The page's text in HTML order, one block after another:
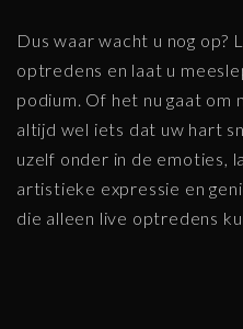
Dus waar wacht u nog op?
optredens en laat u
podium. Of het nu gaat om
altijd wel iets dat uw hart
uzelf onder in de emoties,
artistieke expressie en
die alleen live optredens